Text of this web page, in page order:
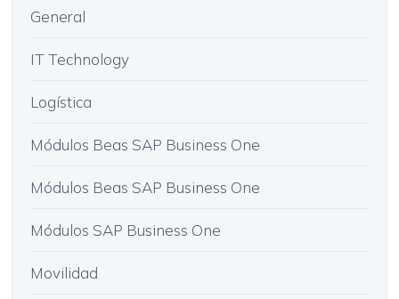
General
IT Technology
Logística
Módulos Beas SAP Business One
Módulos Beas SAP Business One
Módulos SAP Business One
Movilidad